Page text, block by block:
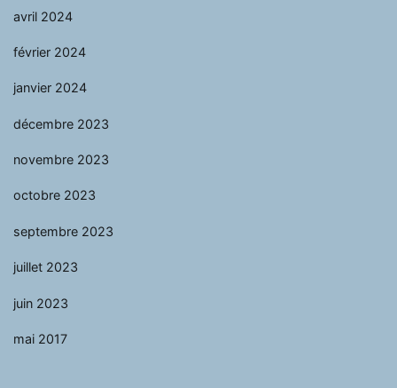
avril 2024
février 2024
janvier 2024
décembre 2023
novembre 2023
octobre 2023
septembre 2023
juillet 2023
juin 2023
mai 2017